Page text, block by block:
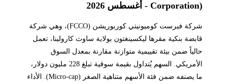
Corporation) - أغسطس 2026
شركة فيرست كوميونيتي كوربوريشن (FCCO)، وهي شركة
قابضة بنكية مقرها ليكسينغتون بولاية ساوث كارولينا، تعمل
حالياً ضمن بيئة تقييمية متوازنة مقارنة بمعدل السوق
الأمريكي. السهم يُتداول بقيمة سوقية تبلغ 228 مليون دولار،
ما يصنفه ضمن فئة الأسهم متناهية الصغر (Micro-cap). الأداء